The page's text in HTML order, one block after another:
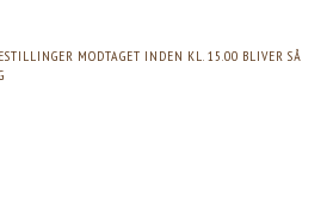
MODTAGET INDEN KL. 15.00 BLIVER SÅ